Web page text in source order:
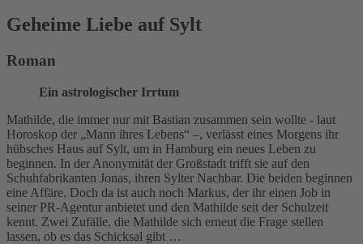
Geheime Liebe auf Sylt
Roman
Ein astrologischer Irrtum
Mathilde, die immer nur mit Bastian zusammen sein wollte - laut
Horoskop der „Mann ihres Lebens“ –, verlässt eines Morgens ihr
hübsches Haus auf Sylt, um in Hamburg ein neues Leben zu
beginnen. In der Anonymität der Großstadt trifft sie auf den
Schuhfabrikanten Jonas, ihren Sylter Nachbar. Die beiden beginnen
eine Affäre. Doch da ist auch noch Markus, der ihr einen Job in
seiner PR-Agentur anbietet und den Mathilde seit der Schulzeit
kennt. Zwei Zufälle, die Mathilde sich erneut die Frage stellen
lassen, ob es das Schicksal gibt …